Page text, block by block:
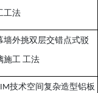
工法
墙外挑双层交错点式驳
施工 工法
技术空间复杂造型铝板